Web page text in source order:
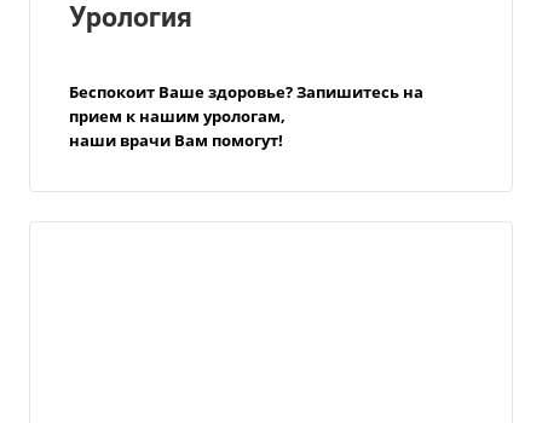
Урология
Беспокоит Ваше здоровье?Запишитесь на
прием к нашим урологам,
наши врачи Вам помогут!